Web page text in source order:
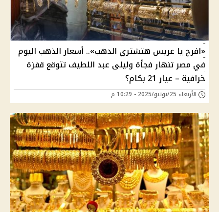
«افرح يا عريس هتشتري الدهب».. أسعار الذهب اليوم
في مصر تنهار فجأة وليلى عبد اللطيف تتوقع قفزة
خرافية – عيار 21 بكام؟
الأربعاء 25/يونيو/2025 - 10:29 م